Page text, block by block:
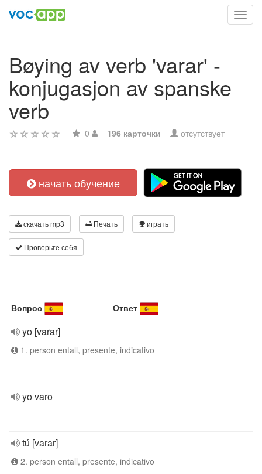
Bøying av verb 'varar' -
konjugasjon av spanske
verb
0 196 карточки отсутствует
начать обучение
скачать mp3 Печать играть
Проверьте себя
Вопрос Ответ
yo [varar]
1. person entall, presente, indicativo
yo varo
tú [varar]
2. person entall, presente, indicativo